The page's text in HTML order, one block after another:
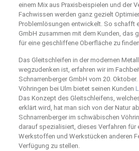
einem Mix aus Praxisbeispielen und der
Fachwissen werden ganz gezielt
Problemlösungen entwickelt. So schafft
GmbH zusammen mit dem Kunden, das
für eine geschliffene Oberfläche zu
Das Gleitschleifen in der modernen
wegzudenken ist, erfahren wir im
Schnarrenberger GmbH vom 20.
Vöhringen bei Ulm bietet seinen Kunden
Das Konzept des Gleitschleifens,
erklärt wird, hat man sich von der Natur
Schnarrenberger im schwäbischen
darauf spezialisiert, dieses Verfahren für
Werkstoffen und Werkstücken anderen
Verfügung zu stellen.